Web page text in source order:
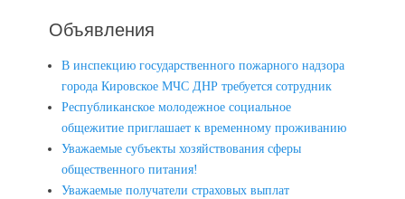
Объявления
В инспекцию государственного пожарного надзора
города Кировское МЧС ДНР требуется сотрудник
Республиканское молодежное социальное
общежитие приглашает к временному проживанию
Уважаемые субъекты хозяйствования сферы
общественного питания!
Уважаемые получатели страховых выплат